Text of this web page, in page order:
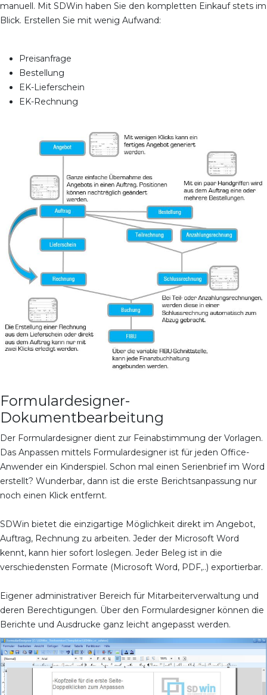
manuell. Mit SDWin haben Sie den kompletten Einkauf stets im
Blick. Erstellen Sie mit wenig Aufwand:
Preisanfrage
Bestellung
EK-Lieferschein
EK-Rechnung
Formulardesigner-
Dokumentbearbeitung
Der Formulardesigner dient zur Feinabstimmung der Vorlagen.
Das Anpassen mittels Formulardesigner ist für jeden Office-
Anwender ein Kinderspiel. Schon mal einen Serienbrief im Word
erstellt? Wunderbar, dann ist die erste Berichtsanpassung nur
noch einen Klick entfernt.
SDWin bietet die einzigartige Möglichkeit direkt im Angebot,
Auftrag, Rechnung zu arbeiten. Jeder der Microsoft Word
kennt, kann hier sofort loslegen. Jeder Beleg ist in die
verschiedensten Formate (Microsoft Word, PDF,..) exportierbar.
Eigener administrativer Bereich für Mitarbeiterverwaltung und
deren Berechtigungen. Über den Formulardesigner können die
Berichte und Ausdrucke ganz leicht angepasst werden.